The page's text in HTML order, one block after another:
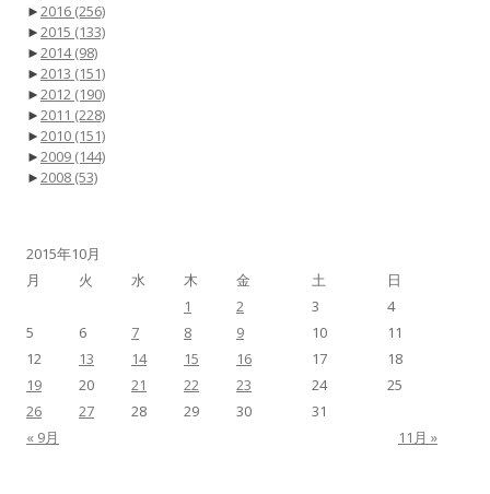
►2016 (256)
►2015 (133)
►2014(98)
►2013 (151)
►2012 (190)
►2011 (228)
►2010 (151)
►2009 (144)
►2008 (53)
2015年10月
月
火 水 木 金 土 日
« 9月 11月 »
1 2 3
4
5
6 7 8 9 10
11
12
13 14 15 16 17
18
19
20 21 22 23 24
25
26
27 28 29 30 31